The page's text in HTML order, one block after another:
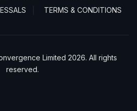
TERMS & CONDITIONS
Limited 2026. All rights
reserved.